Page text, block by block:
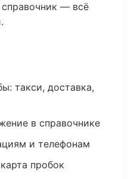
справочник — всё
такси, доставка,
в справочнике
и телефонам
пробок